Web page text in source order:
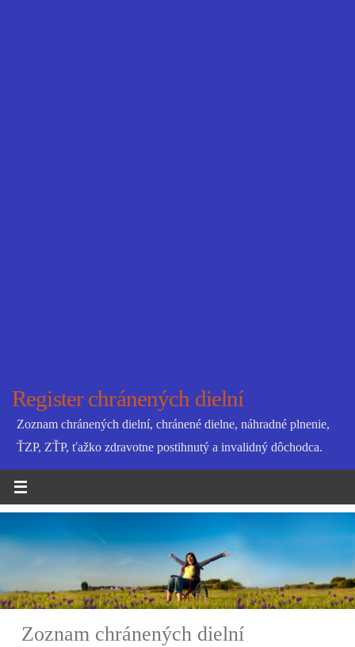
Register chránených dielní
Zoznam chránených dielní, chránené dielne, náhradné plnenie,
ŤZP, ZŤP, ťažko zdravotne postihnutý a invalidný dôchodca.
Informácie a práca